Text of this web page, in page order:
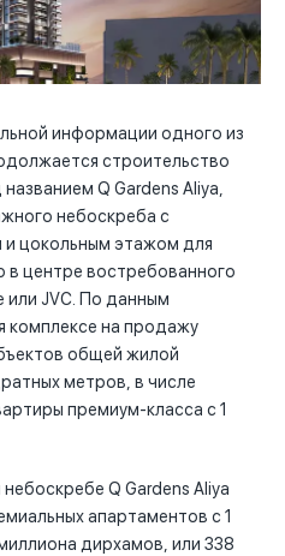
информации одного из
строительство
Q Gardens Aliya,
небоскреба с
цокольным этажом для
в центре востребованного
или JVC. По данным
комплексе на продажу
общей жилой
метров, в числе
премиум-класса с 1
Q Gardens Aliya
апартаментов с 1
дирхамов, или 338